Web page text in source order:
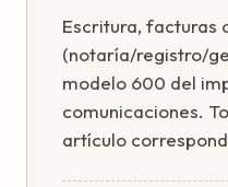
Escritura, facturas
(notaría/registro/
modelo 600 del
comunicaciones.
artículo